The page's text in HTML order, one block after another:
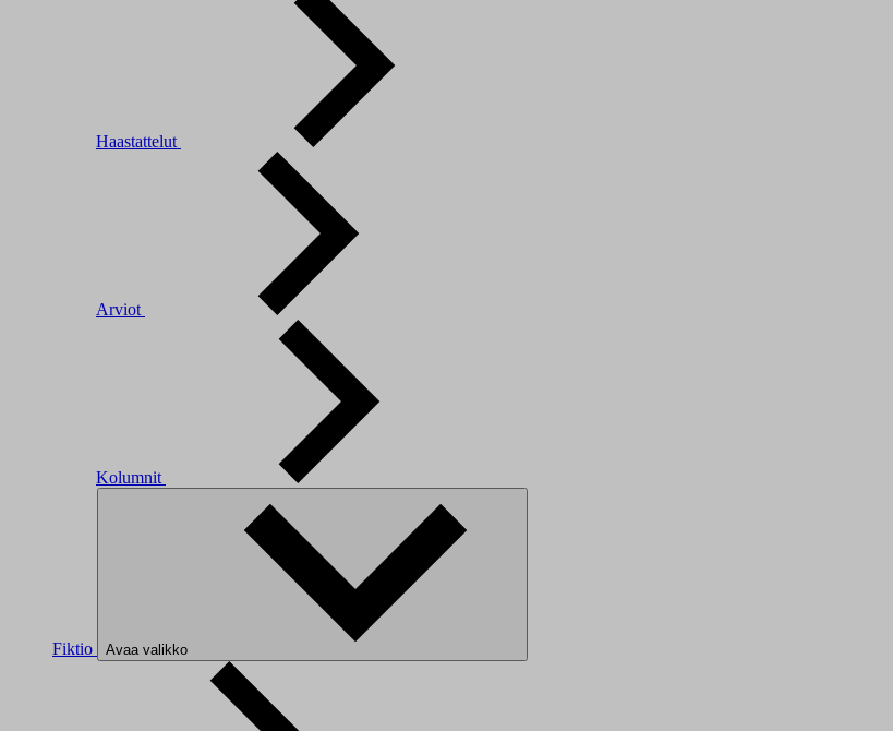
Haastattelut
Arviot
Kolumnit
Fiktio Avaa valikko